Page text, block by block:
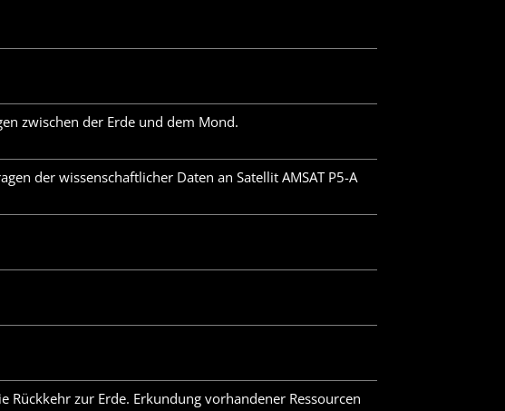
zwischen der Erde und dem Mond.
der wissenschaftlicher Daten an Satellit AMSAT P5-A
zur Erde. Erkundung vorhandener Ressourcen